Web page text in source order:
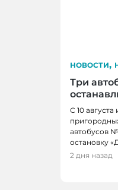
НОВОСТИ,
Три
С 10
автобусов
остановку
2 дня назад
В